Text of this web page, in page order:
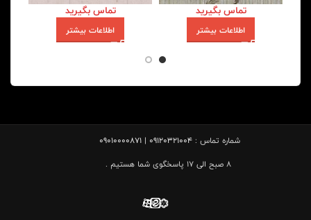
تماس بگیرید
اطلاعات بیشتر
تماس بگیرید
اطلاعات بیشتر
شماره تماس : 09120321004 | 09010000871